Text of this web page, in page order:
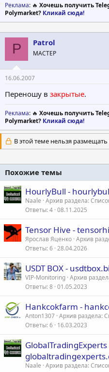
Реклама: 🔥 Хочешь получить
Polymarket? Кликай сюда!
P Patrol
МАСТЕР
16.06.2007
Переношу в закрытые.
Реклама: 🔥 Хочешь получить
Polymarket? Кликай сюда!
В этой теме нельзя
Похожие темы
HourlyBull -
Naale Архив раздела:
Ответы 4 08.11.2025
Tensor Hive -
Ярослав Яценко Архив
Ответы 6 28.04.2026
USDT BOX -
VIP-Monitoring Архив
Ответы 8 01.05.2023
Hankcokfarm -
Anton1307 Архив раздела:
Ответы 6 16.03.2023
GlobalTradingExperts
Naale Архив раздела: